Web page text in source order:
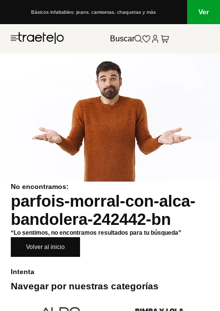
Básicos infaltables: jeans, camisetas, chaquetas y más Ver
Buscar
No encontramos:
parfois-morral-con-alca-
bandolera-242442-bn
“Lo sentimos, no encontramos resultados para tu búsqueda”
Volver al inicio
Intenta
Navegar por nuestras categorías